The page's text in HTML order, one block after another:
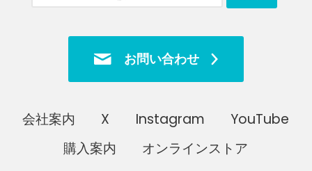
お問い合わせ
会社案内 X Instagram
YouTube
購入案内
オンラインストア